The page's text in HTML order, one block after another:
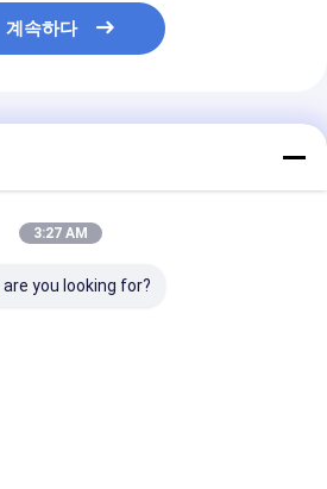
계속하다
3:27 AM
you looking for?